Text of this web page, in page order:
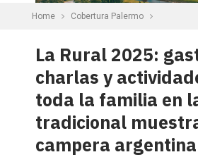
Home Cobertura Palermo
La Rural 2025:
charlas y
toda la familia en
tradicional
campera argentina